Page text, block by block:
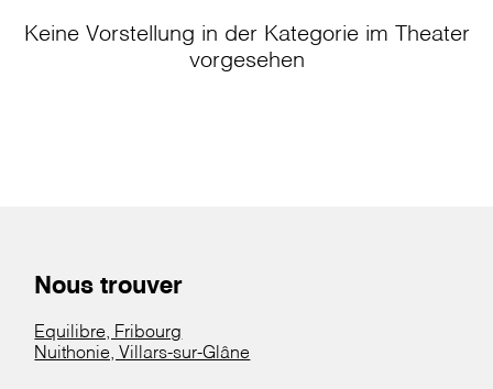
Keine Vorstellung in der Kategorie im Theater
vorgesehen
Nous trouver
Equilibre, Fribourg
Nuithonie, Villars-sur-Glâne